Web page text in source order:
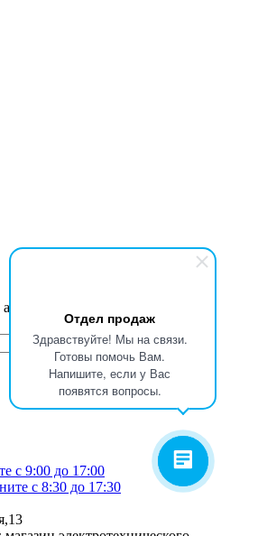
Отдел продаж
Здравствуйте! Мы на связи.
Готовы помочь Вам.
Напишите, если у Вас
появятся вопросы.
первым
с 9:00 до 17:00
с 8:30 до 17:30